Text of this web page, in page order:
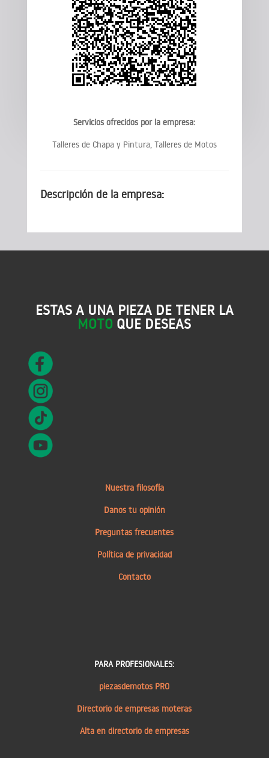
Servicios ofrecidos por la empresa:
Talleres de Chapa y Pintura, Talleres de Motos
Descripción de la empresa:
ESTAS A UNA PIEZA DE TENER LA
MOTO QUE DESEAS
Nuestra filosofía
Danos tu opinión
Preguntas frecuentes
Política de privacidad
Contacto
PARA PROFESIONALES:
piezasdemotos PRO
Directorio de empresas moteras
Alta en directorio de empresas